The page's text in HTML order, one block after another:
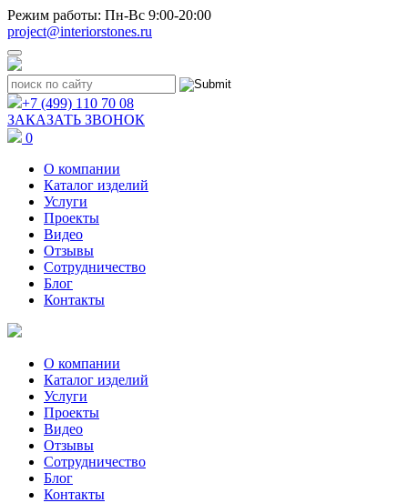
Режим работы: Пн-Вс 9:00-20:00
project@interiorstones.ru
+7 (499) 110 70 08
ЗАКАЗАТЬ ЗВОНОК
0
О компании
Каталог изделий
Услуги
Проекты
Видео
Отзывы
Сотрудничество
Блог
Контакты
О компании
Каталог изделий
Услуги
Проекты
Видео
Отзывы
Сотрудничество
Блог
Контакты